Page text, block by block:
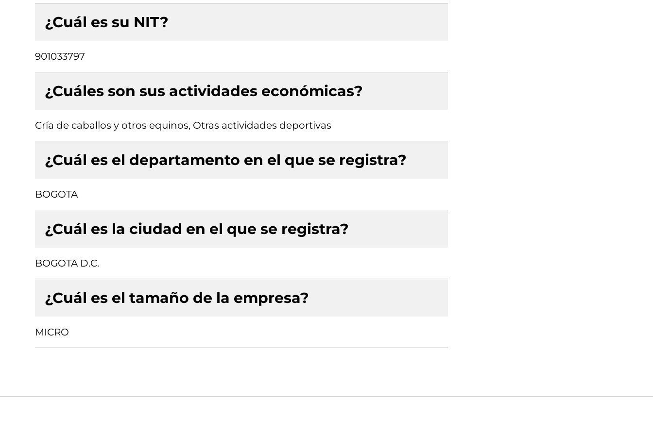
¿Cuál es su NIT?
901033797
¿Cuáles son sus actividades económicas?
Cría de caballos y otros equinos, Otras actividades deportivas
¿Cuál es el departamento en el que se registra?
BOGOTA
¿Cuál es la ciudad en el que se registra?
BOGOTA D.C.
¿Cuál es el tamaño de la empresa?
MICRO